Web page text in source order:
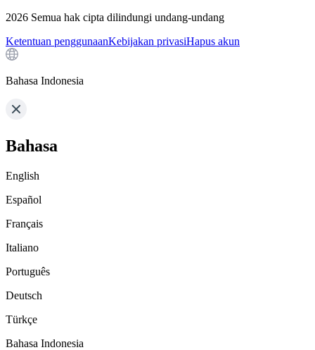
2026 Semua hak cipta dilindungi undang-undang
Ketentuan penggunaanKebijakan privasiHapus akun
Bahasa Indonesia
Bahasa
English
Español
Français
Italiano
Português
Deutsch
Türkçe
Bahasa Indonesia